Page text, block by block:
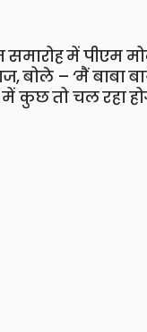
समारोह में पीएम
बोले – ‘मैं बाबा
कुछ तो चल रहा